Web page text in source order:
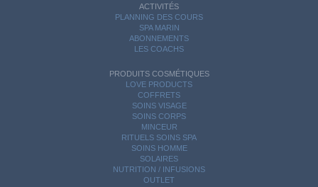
ACTIVITÉS
PLANNING DES COURS
SPA MARIN
ABONNEMENTS
LES COACHS
PRODUITS COSMÉTIQUES
LOVE PRODUCTS
COFFRETS
SOINS VISAGE
SOINS CORPS
MINCEUR
RITUELS SOINS SPA
SOINS HOMME
SOLAIRES
NUTRITION / INFUSIONS
OUTLET